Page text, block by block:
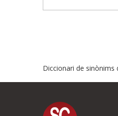
Proposeu-
Diccionari de sinònims